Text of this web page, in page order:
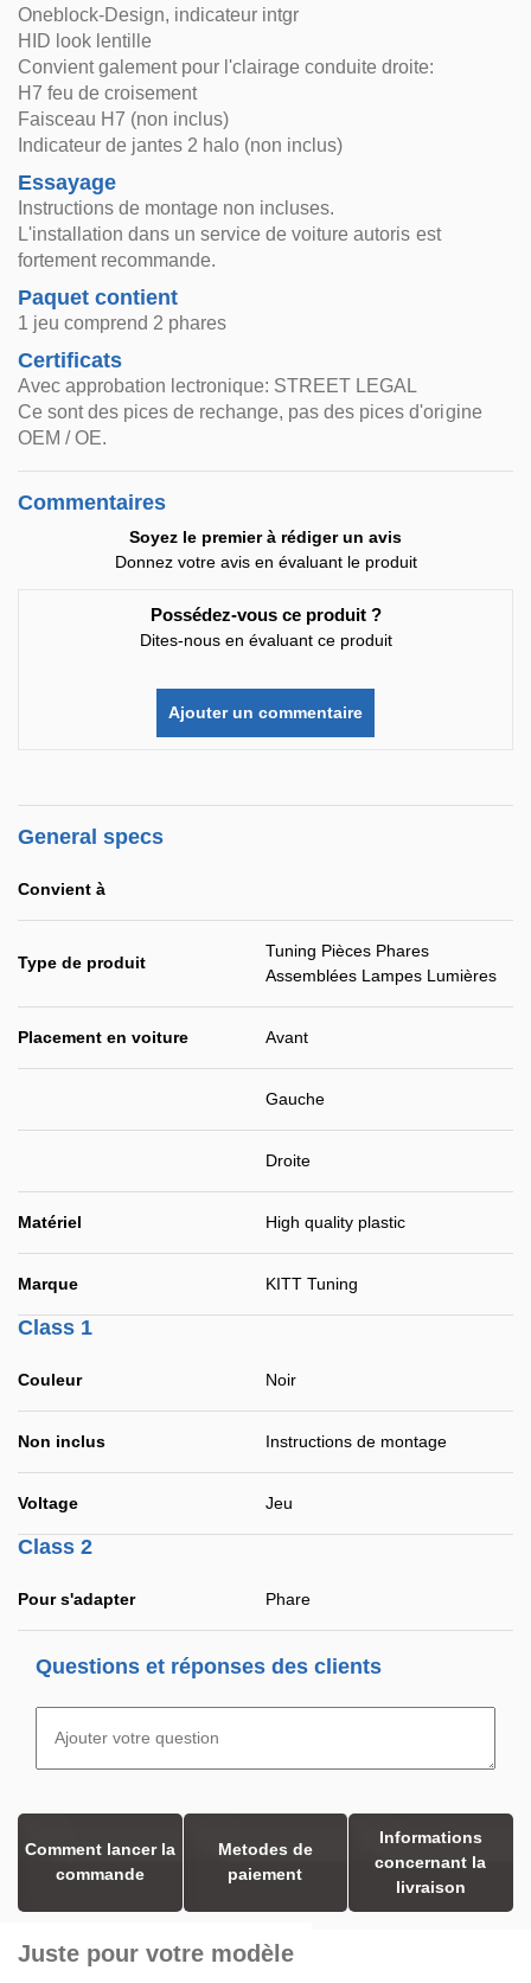
Oneblock-Design, indicateur intgr
HID look lentille
Convient galement pour l'clairage conduite droite:
H7 feu de croisement
Faisceau H7 (non inclus)
Indicateur de jantes 2 halo (non inclus)
Essayage
Instructions de montage non incluses.
L'installation dans un service de voiture autoris est
fortement recommande.
Paquet contient
1 jeu comprend 2 phares
Certificats
Avec approbation lectronique: STREET LEGAL
Ce sont des pices de rechange, pas des pices d'origine
OEM / OE.
Commentaires
Soyez le premier à rédiger un avis
Donnez votre avis en évaluant le produit
Possédez-vous ce produit ?
Dites-nous en évaluant ce produit
Ajouter un commentaire
General specs
Convient à
Type de produit
Tuning Pièces Phares
Assemblées Lampes Lumières
Placement en voiture Avant
Gauche
Droite
Matériel High quality plastic
Marque KITT Tuning
Class 1
Couleur Noir
Non inclus Instructions de montage
Voltage Jeu
Class 2
Pour s'adapter Phare
Questions et réponses des clients
Comment lancer la
commande
Metodes de
paiement
Informations
concernant la
livraison
Juste pour votre modèle